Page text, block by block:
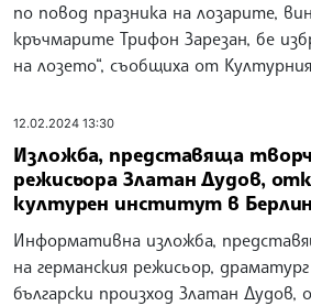
по повод празника на лозарите,
кръчмарите Трифон Зарезан, бе
на лозето“, съобщиха от
12.02.2024 13:30
Изложба, представяща
режисьора Златан Дудов,
културен институт в Берлин
Информативна изложба,
на германския режисьор,
български произход Златан Дудов,